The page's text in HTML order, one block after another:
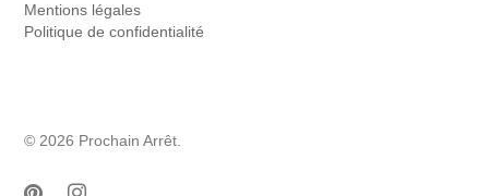
Mentions légales
Politique de confidentialité
© 2026 Prochain Arrêt.
pinterestinstagram